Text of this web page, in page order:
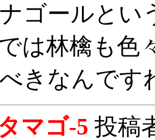
ゴールとい
は林檎も色
きなんです
マゴ‐5 投稿